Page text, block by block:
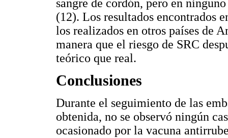
sangre de cordón, pero en
(12). Los resultados encontrados
los realizados en otros países de
manera que el riesgo de SRC
teórico que real.
Conclusiones
Durante el seguimiento de las
obtenida, no se observó ningún
ocasionado por la vacuna